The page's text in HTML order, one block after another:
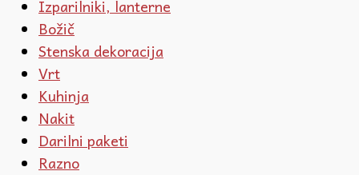
Izparilniki, lanterne
Božič
Stenska dekoracija
Vrt
Kuhinja
Nakit
Darilni paketi
Razno